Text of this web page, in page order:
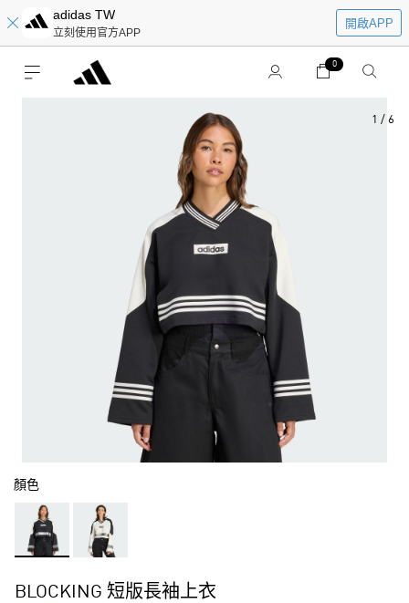
adidas TW
立刻使用官方APP
開啟APP
0
1 / 6
顏色
BLOCKING 短版長袖上衣